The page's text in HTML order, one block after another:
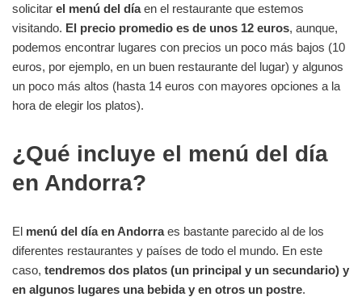
solicitar el menú del díaen el restaurante que estemos
visitando. El precio promedio es de unos 12 euros, aunque,
podemos encontrar lugares con precios un poco más bajos (10
euros, por ejemplo, en un buen restaurante del lugar) y algunos
un poco más altos (hasta 14 euros con mayores opciones a la
hora de elegir los platos).
¿Qué incluye el menú del día
en Andorra?
El menú del día en Andorraes bastante parecido al de los
diferentes restaurantes y países de todo el mundo. En este
caso, tendremos dos platos (un principal y un secundario) y
en algunos lugares una bebida y en otros un postre.